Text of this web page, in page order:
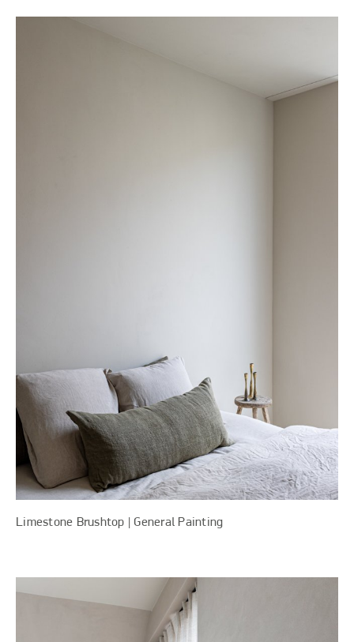
Limestone Brushtop | General Painting